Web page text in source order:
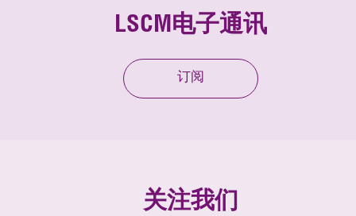
LSCM电子通讯
订阅
关注我们